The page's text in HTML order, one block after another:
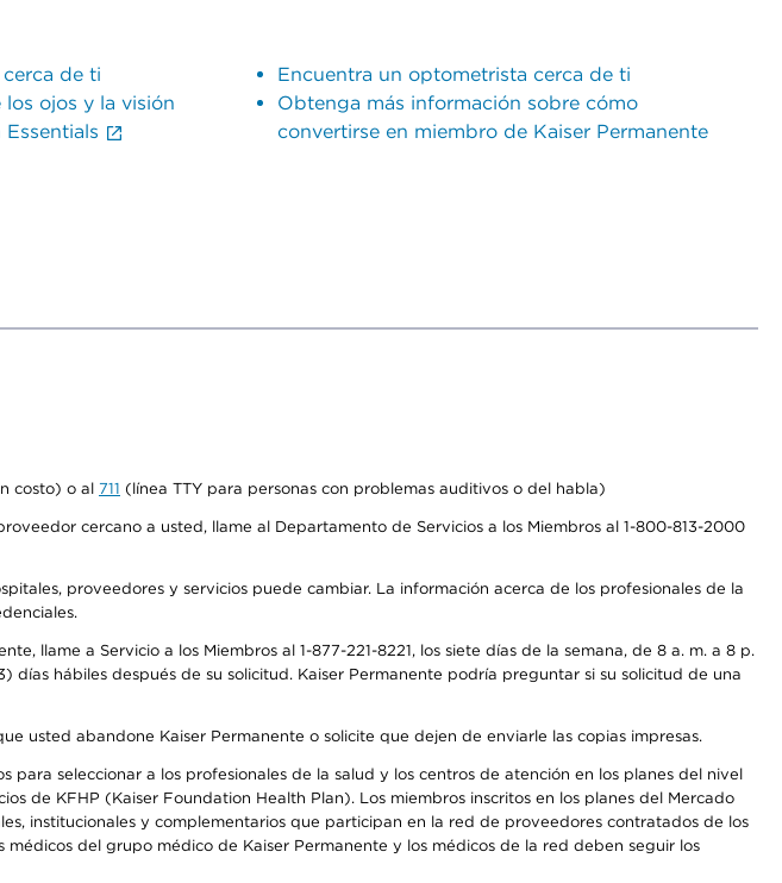
de ti
ojos y la visión
Encuentra un optometrista cerca de ti
Obtenga más información sobre cómo
convertirse en miembro de Kaiser Permanente
costo) o al 711 (línea TTY para personas con problemas auditivos o del habla)
cercano a usted, llame al Departamento de Servicios a los Miembros al 1-800-813-2000
proveedores y servicios puede cambiar. La información acerca de los profesionales de la
llame a Servicio a los Miembros al 1-877-221-8221, los siete días de la semana, de 8 a. m. a 8 p.
hábiles después de su solicitud. Kaiser Permanente podría preguntar si su solicitud de una
usted abandone Kaiser Permanente o solicite que dejen de enviarle las copias impresas.
seleccionar a los profesionales de la salud y los centros de atención en los planes del nivel
de KFHP (Kaiser Foundation Health Plan). Los miembros inscritos en los planes del Mercado
institucionales y complementarios que participan en la red de proveedores contratados de los
del grupo médico de Kaiser Permanente y los médicos de la red deben seguir los